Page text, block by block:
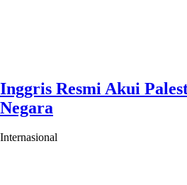
Inggris Resmi Akui
Negara
Internasional